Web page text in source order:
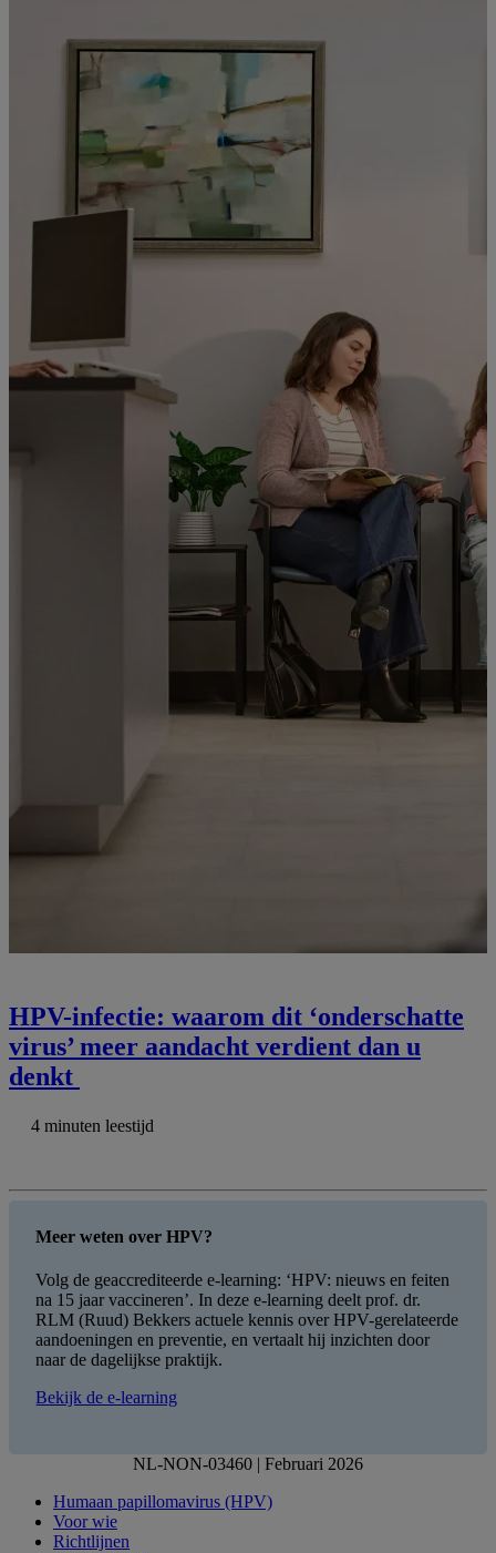
HPV-infectie: waarom dit ‘onderschatte
virus’ meer aandacht verdient dan u
denkt
4 minuten leestijd
Meer weten over HPV?
Volg de geaccrediteerde e-learning: ‘HPV: nieuws en feiten
na 15 jaar vaccineren’. In deze e-learning deelt prof. dr.
RLM (Ruud) Bekkers actuele kennis over HPV-gerelateerde
aandoeningen en preventie, en vertaalt hij inzichten door
naar de dagelijkse praktijk.
Bekijk de e-learning
NL-NON-03460 | Februari 2026
Related
pages
Humaan papillomavirus (HPV)
Voor wie
Richtlijnen